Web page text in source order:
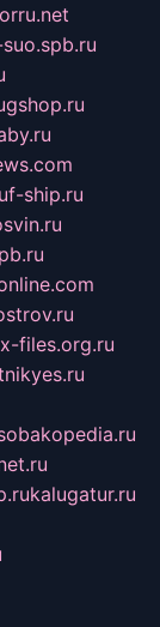
f-ship.ru
files.org.ru
kalugatur.ru